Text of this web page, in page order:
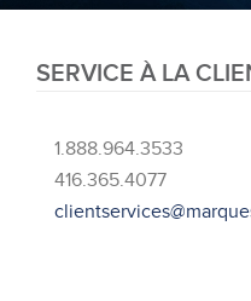
SERVICE À LA
1.888.964.3533
416.365.4077